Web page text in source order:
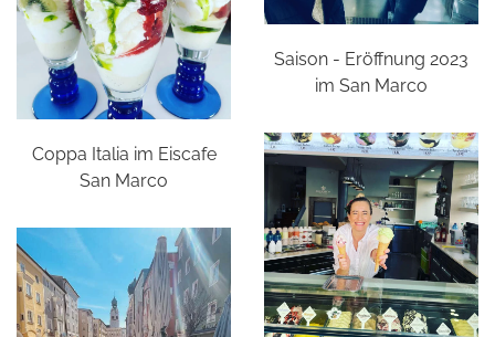
Coppa Italia im Eiscafe
San Marco
Saison - Eröffnung 2023
im San Marco